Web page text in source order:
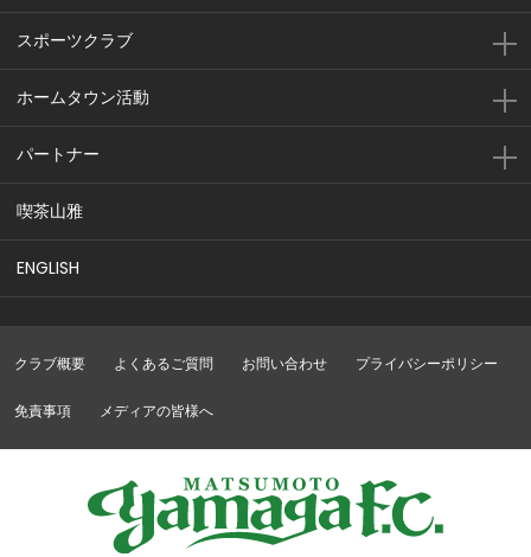
スポーツクラブ
ホームタウン活動
パートナー
喫茶山雅
ENGLISH
クラブ概要 よくあるご質問 お問い合わせ プライバシーポリシー
免責事項 メディアの皆様へ